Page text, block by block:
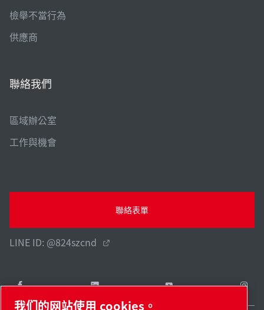
檢舉不當行為
供應商
聯絡我們
區域辦公室
工作與機會
聯絡表單
LINE ID: @824szcnd
我们的网站使用 cookies。